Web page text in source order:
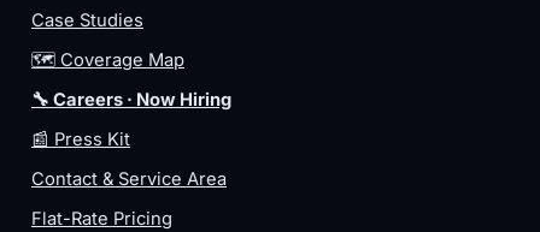
Case Studies
🗺️ Coverage Map
🔧 Careers · Now Hiring
📰 Press Kit
Contact & Service Area
Flat-Rate Pricing